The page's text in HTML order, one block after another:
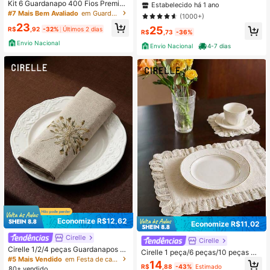
Kit 6 Guardanapo 400 Fios Premiu
m 35 x 35 Festas Mesa Posta Cores
#7 Mais Bem Avaliado em Guardanapos e toalhas de mão decorativas para c
R$23 ,92 -32% Últimos 2 dias
Envio Nacional
Economize R$12,62
Cirelle
Cirelle 1/2/4 peças Guardanapos B
ordados Delicados, Verde ou Marro
m, Decoração, Resistente à Manch
#5 Mais Vendido
em Festa de casamento Guardanapos e toalhas de mão
35 Para Mesa Posta Casamento Bu
ffet Eventos
Estabelecido há 1 ano
(1000+)
R$25 ,73 -36%
Envio Nacional
4-7 dias
Economize R$11,02
Cirelle
Cirelle 1 peça/6 peças/10 peças Gu
ardanapo de Renda com Estilo Core
R$14 ,88 -43% Estimado